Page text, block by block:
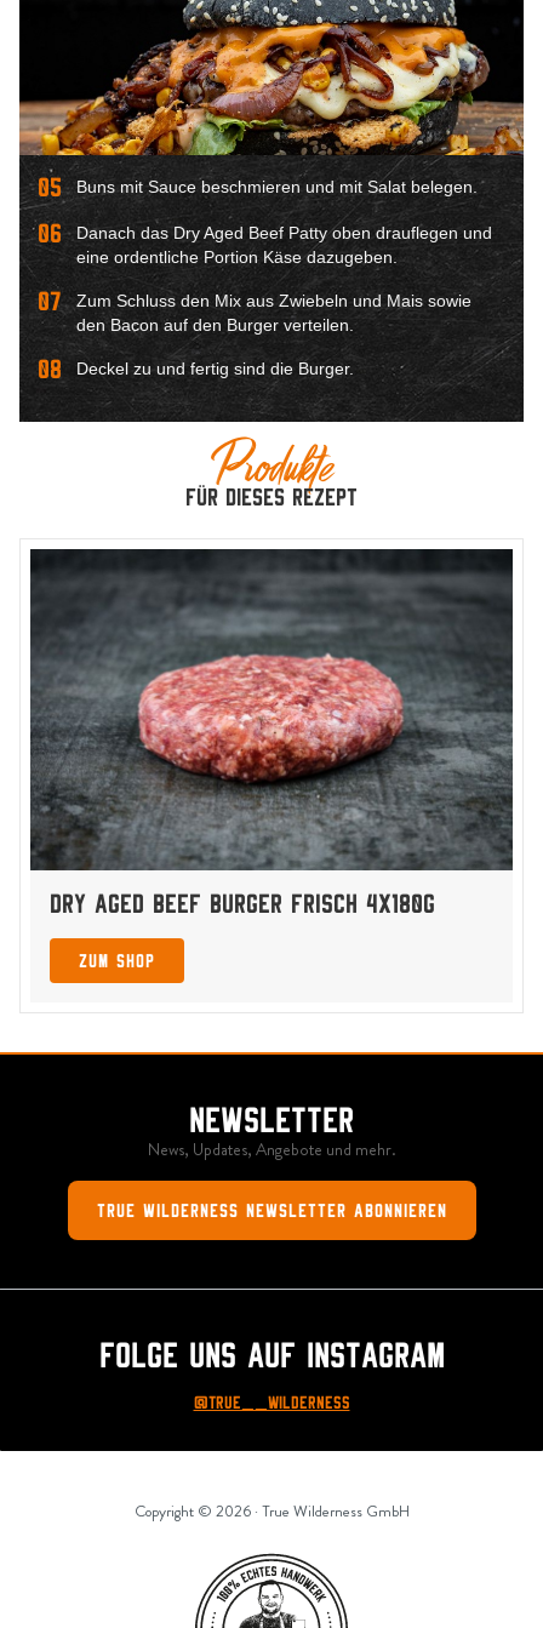
05 Buns mit Sauce beschmieren und mit Salat belegen.
06
Danach das Dry Aged Beef Patty oben drauflegen und
eine ordentliche Portion Käse dazugeben.
07
Zum Schluss den Mix aus Zwiebeln und Mais sowie
den Bacon auf den Burger verteilen.
08 Deckel zu und fertig sind die Burger.
Produkte
für dieses Rezept
Dry Aged Beef Burger frisch 4x180g
zum Shop
Newsletter
News, Updates, Angebote und mehr.
True Wilderness Newsletter abonnieren
Folge uns auf Instagram
@True__Wilderness
Copyright © 2026 · True Wilderness GmbH